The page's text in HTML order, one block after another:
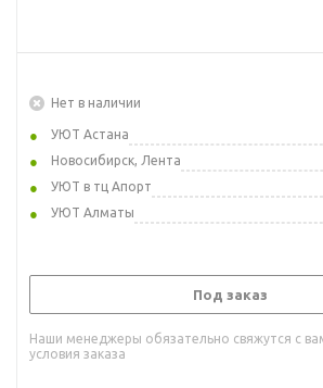
Нет в наличии
УЮТ Астана
Новосибирск, Лента
УЮТ в тц Апорт
УЮТ Алматы
Под заказ
Наши менеджеры обязательно свяжутся с
условия заказа